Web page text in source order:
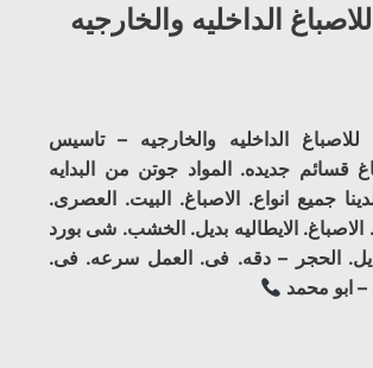
الداخليه والخارجيه
الداخليه والخارجيه – تاسيس
قسائم جديده. المواد جوتن من البدايه
جميع انواع. الاصباغ. البيت. العصرى.
الايطاليه بديل. الخشب. شى بورد
الحجر – دقه. فى. العمل سرعه. فى.
– ابو محمد